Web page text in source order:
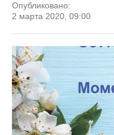
Опубликовано:
2 марта 2020, 09:00